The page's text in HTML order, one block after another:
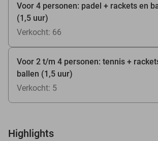
Voor 4 personen: padel + rackets en
(1,5 uur)
Verkocht: 66
Voor 2 t/m 4 personen: tennis +
ballen (1,5 uur)
Verkocht: 5
Highlights